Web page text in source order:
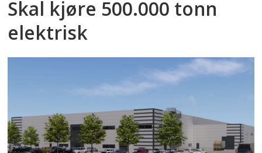
Skal kjøre 500.000 tonn
elektrisk